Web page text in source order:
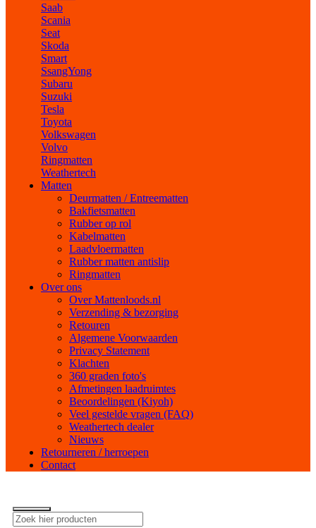
Saab
Scania
Seat
Skoda
Smart
SsangYong
Subaru
Suzuki
Tesla
Toyota
Volkswagen
Volvo
Ringmatten
Weathertech
Matten
Deurmatten / Entreematten
Bakfietsmatten
Rubber op rol
Kabelmatten
Laadvloermatten
Rubber matten antislip
Ringmatten
Over ons
Over Mattenloods.nl
Verzending & bezorging
Retouren
Algemene Voorwaarden
Privacy Statement
Klachten
360 graden foto's
Afmetingen laadruimtes
Beoordelingen (Kiyoh)
Veel gestelde vragen (FAQ)
Weathertech dealer
Nieuws
Retourneren / herroepen
Contact